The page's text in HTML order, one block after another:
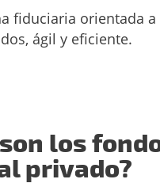
fiduciaria orientada
ágil y eficiente.
los
privado?